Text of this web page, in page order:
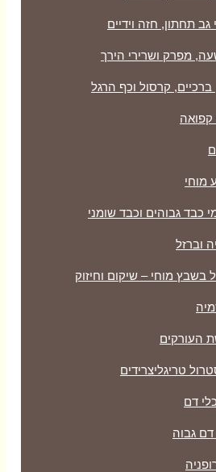
גב תחתון, חזה וידיים
מפרק ושרירי הירך
ברכיים, קרסול וכף הרגל
מוחי
כבד גבוהים וכבד שומני
וברזל
בשבץ מוחי – שיקום וחיזוק
העורקים
טריגליצרידים
דם
גבוה